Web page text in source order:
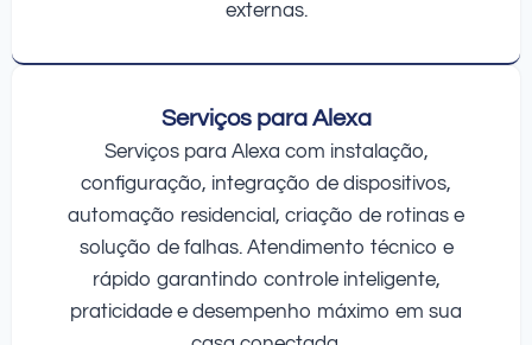
externas.
Serviços para Alexa
Serviços para Alexa com instalação,
configuração, integração de dispositivos,
automação residencial, criação de rotinas e
solução de falhas. Atendimento técnico e
rápido garantindo controle inteligente,
praticidade e desempenho máximo em sua